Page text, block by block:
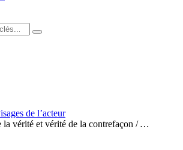
de l’acteur
la vérité et vérité de la contrefaçon /…